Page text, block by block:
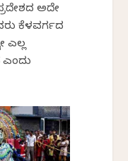
ಅದೇ
ಕೆಳವರ್ಗದ
ಎಲ್ಲ
ಎಂದು